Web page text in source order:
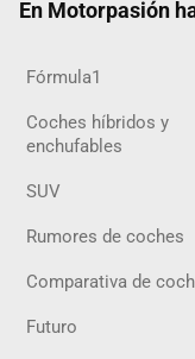
En Motorpasión
Fórmula1
Coches híbridos y
enchufables
SUV
Rumores de coches
Comparativa de
Futuro